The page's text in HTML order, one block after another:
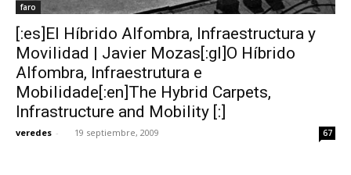
faro
[:es]El Híbrido Alfombra, Infraestructura y
Movilidad | Javier Mozas[:gl]O Híbrido
Alfombra, Infraestrutura e
Mobilidade[:en]The Hybrid Carpets,
Infrastructure and Mobility [:]
veredes - 19 septiembre, 2009 67